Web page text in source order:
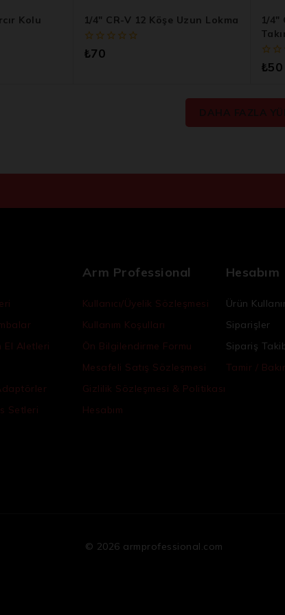
Kolu 1/4″ CR-V 12 Köşe Uzun Lokma
0
₺70
1/4″
0
₺50
DAHA FAZLA
El Aletleri
Setleri
Arm Professional
Kullanıcı/Üyelik Sözleşmesi
Kullanım Koşulları
Ön Bilgilendirme Formu
Mesafeli Satış Sözleşmesi
Gizlilik Sözleşmesi & Politikası
Hesabım
Hesabım
Ürün
Siparişler
Sipariş
Tamir /
© 2026 armprofessional.com